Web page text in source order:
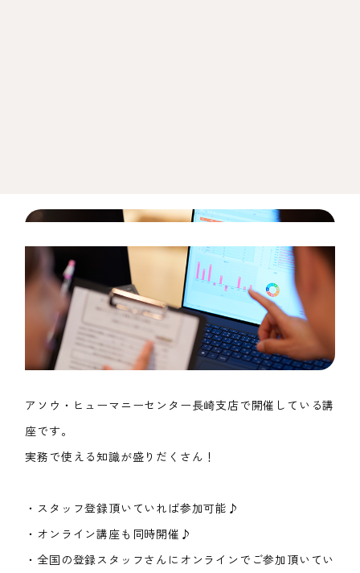
アソウ・ヒューマニーセンター長崎支店で開催している講
座です。
実務で使える知識が盛りだくさん！
・スタッフ登録頂いていれば参加可能♪
・オンライン講座も同時開催♪
・全国の登録スタッフさんにオンラインでご参加頂いてい